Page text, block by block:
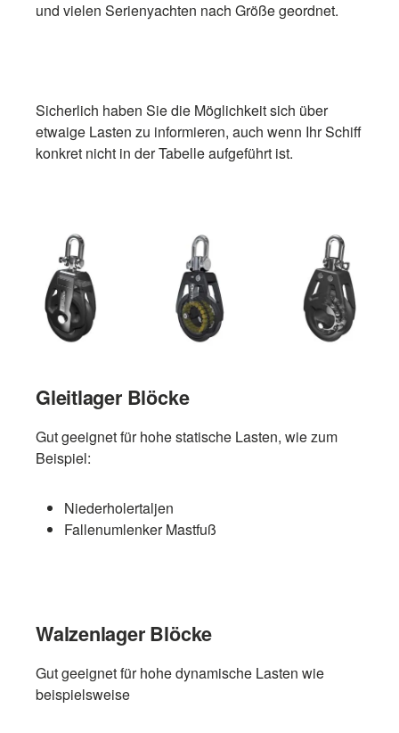
und vielen Serienyachten nach Größe geordnet.
Sicherlich haben Sie die Möglichkeit sich über
etwaige Lasten zu informieren, auch wenn Ihr Schiff
konkret nicht in der Tabelle aufgeführt ist.
Gleitlager Blöcke
Gut geeignet für hohe statische Lasten, wie zum
Beispiel:
Niederholertaljen
Fallenumlenker Mastfuß
Walzenlager Blöcke
Gut geeignet für hohe dynamische Lasten wie
beispielsweise